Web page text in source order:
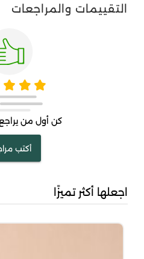
التقييمات والمراجعات
كن أول من
أكتب
اجعلها أكثر تميزًا